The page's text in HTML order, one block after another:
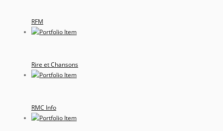
RFM
Rire et Chansons
RMC Info